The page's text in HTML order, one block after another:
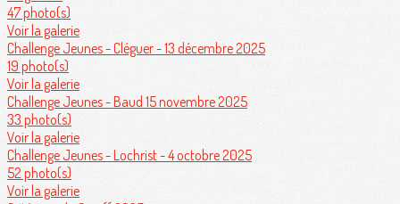
47 photo(s)
Voir la galerie
Challenge Jeunes - Cléguer - 13 décembre 2025
19 photo(s)
Voir la galerie
Challenge Jeunes - Baud 15 novembre 2025
33 photo(s)
Voir la galerie
Challenge Jeunes - Lochrist - 4 octobre 2025
52 photo(s)
Voir la galerie